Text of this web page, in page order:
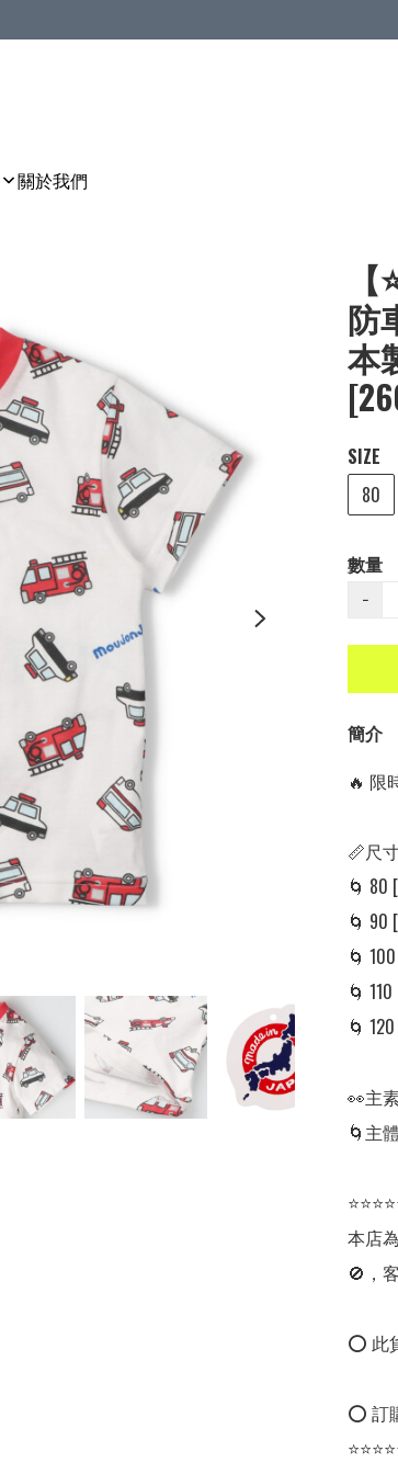
關於我們
防
本
SIZE
80
數量
−
簡介
🔥 限
📏尺
🌀 80
🌀 90
🌀
🌀
🌀
👀主
🌀主
本店
🚫，
⭕ 此
⭕ 訂